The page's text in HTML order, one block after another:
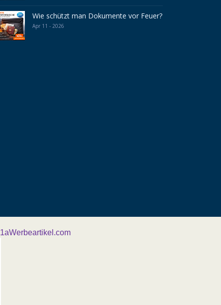
Wie schützt man Dokumente vor Feuer?
Apr 11 - 2026
1aWerbeartikel.com